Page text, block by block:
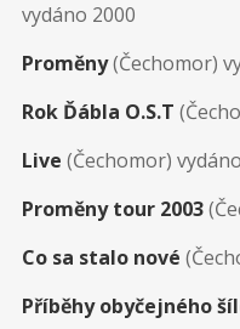
vydáno 2000
Proměny(Čechomor)
Rok Ďábla O.S.T
Live (Čechomor)
Proměny tour 2003
Co sa stalo nové
Příběhy obyčejného